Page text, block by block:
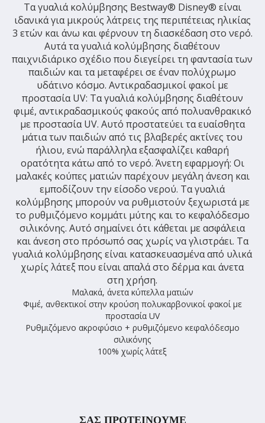
Τα γυαλιά κολύμβησης Bestway® Disney® είναι
ιδανικά για μικρούς λάτρεις της περιπέτειας ηλικίας
3 ετών και άνω και φέρνουν τη διασκέδαση στο νερό.
Αυτά τα γυαλιά κολύμβησης διαθέτουν
παιχνιδιάρικο σχέδιο που διεγείρει τη φαντασία των
παιδιών και τα μεταφέρει σε έναν πολύχρωμο
υδάτινο κόσμο. Αντικραδασμικοί φακοί με
προστασία UV: Τα γυαλιά κολύμβησης διαθέτουν
φιμέ, αντικραδασμικούς φακούς από πολυανθρακικό
με προστασία UV. Αυτό προστατεύει τα ευαίσθητα
μάτια των παιδιών από τις βλαβερές ακτίνες του
ήλιου, ενώ παράλληλα εξασφαλίζει καθαρή
ορατότητα κάτω από το νερό. Άνετη εφαρμογή: Οι
μαλακές κούπες ματιών παρέχουν μεγάλη άνεση και
εμποδίζουν την είσοδο νερού. Τα γυαλιά
κολύμβησης μπορούν να ρυθμιστούν ξεχωριστά με
το ρυθμιζόμενο κομμάτι μύτης και το κεφαλόδεσμο
σιλικόνης. Αυτό σημαίνει ότι κάθεται με ασφάλεια
και άνεση στο πρόσωπό σας χωρίς να γλιστράει. Τα
γυαλιά κολύμβησης είναι κατασκευασμένα από υλικά
χωρίς λάτεξ που είναι απαλά στο δέρμα και άνετα
στη χρήση.
Μαλακά, άνετα κύπελλα ματιών
Φιμέ, ανθεκτικοί στην κρούση πολυκαρβονικοί φακοί με
προστασία UV
Ρυθμιζόμενο ακροφύσιο + ρυθμιζόμενο κεφαλόδεσμο
σιλικόνης
100% χωρίς λάτεξ
ΣΑΣ ΠΡΟΤΕΙΝΟΥΜΕ